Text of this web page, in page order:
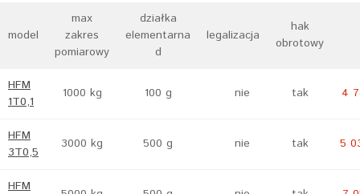
model
max
zakres
pomiarowy
działka
elementarna
d
legalizacja
hak
obrotowy
HFM
1T0,1
1000 kg 100 g nie tak 4
HFM
3T0,5
3000 kg 500 g nie tak 5
HFM